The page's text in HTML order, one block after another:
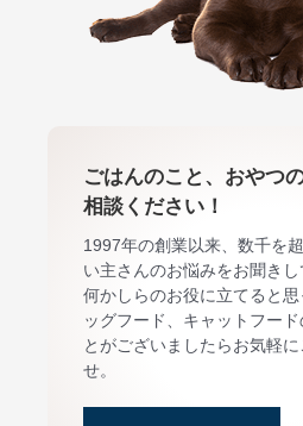
ごはんのこと、おやつ
相談ください！
1997年の創業以来、数千を
い主さんのお悩みをお聞き
何かしらのお役に立てると
ッグフード、キャットフー
とがございましたらお気軽
せ。